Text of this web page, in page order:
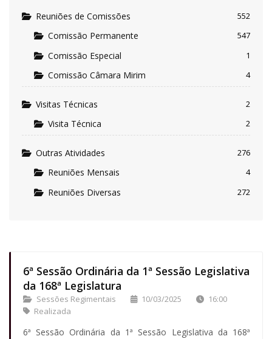
6ª Sessão Ordinária da 1ª Sessão Legislativa
da 168ª Legislatura
Sessões Regimentais 10/03/2025
16:00
Realizada
6ª Sessão Ordinária da 1ª Sessão Legislativa da 168ª
Reuniões de Comissões 552
Comissão Permanente 547
Comissão Especial 1
Comissão Câmara Mirim 4
Visitas Técnicas 2
Visita Técnica 2
Outras Atividades 276
Reuniões Mensais 4
Reuniões Diversas 272